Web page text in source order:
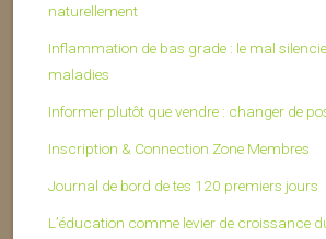
naturellement
Inflammation de bas grade : le mal
maladies
Informer plutôt que vendre : changer de
Inscription & Connection Zone Membres
Journal de bord de tes 120 premiers jours
L’éducation comme levier de croissance